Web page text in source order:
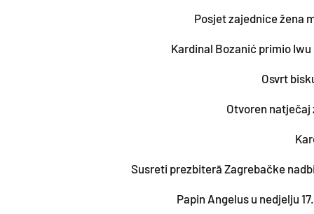
Posjet zajednice žena
Kardinal Bozanić primio
Osvrt
Otvoren
Susreti prezbiterā Zagrebačke
Papin Angelus u nedjelju